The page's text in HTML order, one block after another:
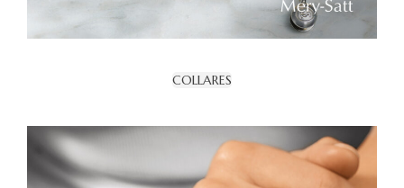
COLLARES